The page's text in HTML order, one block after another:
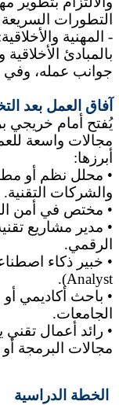
التطورات
- المهنية
بالمبادئ
جوانب عمله، وفي
آفاق العمل بعد
يُفتح أمام خريجي
مجالات واسعة
أبرزها:
• محلل نظم أو
والشركات التقنية.
• مختص في أمن
• مدير مشاريع
الرقمي.
Analyst).
• باحث أكاديمي
الجامعات.
• رائد أعمال
مجالات البرمجة
الخطة الدراسية